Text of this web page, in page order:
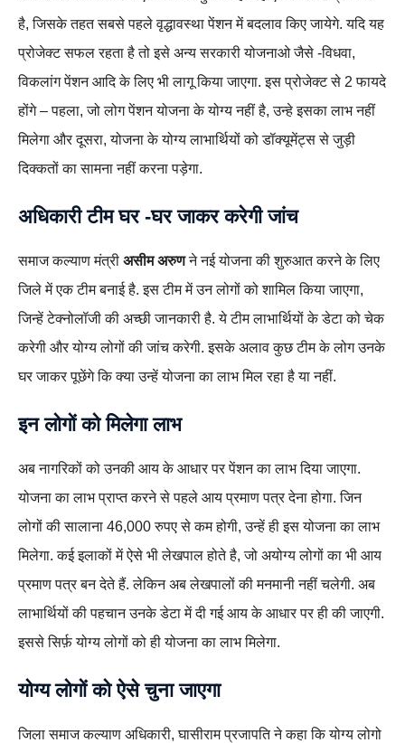
है, जिसके तहत सबसे पहले वृद्धावस्था पेंशन में बदलाव किए जायेगे. यदि यह
प्रोजेक्ट सफल रहता है तो इसे अन्य सरकारी योजनाओ जैसे -विधवा,
विकलांग पेंशन आदि के लिए भी लागू किया जाएगा. इस प्रोजेक्ट से 2 फायदे
होंगे – पहला, जो लोग पेंशन योजना के योग्य नहीं है, उन्हे इसका लाभ नहीं
मिलेगा और दूसरा, योजना के योग्य लाभार्थियों को डॉक्यूमेंट्स से जुड़ी
दिक्कतों का सामना नहीं करना पड़ेगा.
अधिकारी टीम घर -घर जाकर करेगी जांच
समाज कल्याण मंत्री असीम अरुणने नई योजना की शुरुआत करने के लिए
जिले में एक टीम बनाई है. इस टीम में उन लोगों को शामिल किया जाएगा,
जिन्हें टेक्नोलॉजी की अच्छी जानकारी है. ये टीम लाभार्थियों के डेटा को चेक
करेगी और योग्य लोगों की जांच करेगी. इसके अलाव कुछ टीम के लोग उनके
घर जाकर पूछेंगे कि क्या उन्हें योजना का लाभ मिल रहा है या नहीं.
इन लोगों को मिलेगा लाभ
अब नागरिकों को उनकी आय के आधार पर पेंशन का लाभ दिया जाएगा.
योजना का लाभ प्राप्त करने से पहले आय प्रमाण पत्र देना होगा. जिन
लोगों की सालाना 46,000 रुपए से कम होगी, उन्हें ही इस योजना का लाभ
मिलेगा. कई इलाकों में ऐसे भी लेखपाल होते है, जो अयोग्य लोगों का भी आय
प्रमाण पत्र बन देते हैं. लेकिन अब लेखपालों की मनमानी नहीं चलेगी. अब
लाभार्थियों की पहचान उनके डेटा में दी गई आय के आधार पर ही की जाएगी.
इससे सिर्फ़ योग्य लोगों को ही योजना का लाभ मिलेगा.
योग्य लोगों को ऐसे चुना जाएगा
जिला समाज कल्याण अधिकारी, घासीराम प्रजापति ने कहा कि योग्य लोगो